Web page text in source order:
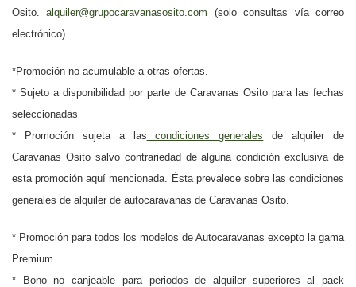
Osito.alquiler@grupocaravanasosito.com (solo consultas vía correo
electrónico)
*Promoción no acumulable a otras ofertas.
* Sujeto a disponibilidad por parte de Caravanas Osito para las fechas
seleccionadas
* Promoción sujeta a las condiciones generales de alquiler de
Caravanas Osito salvo contrariedad de alguna condición exclusiva de
esta promoción aquí mencionada. Ésta prevalece sobre las condiciones
generales de alquiler de autocaravanas de Caravanas Osito.
* Promoción para todos los modelos de Autocaravanas excepto la gama
Premium.
* Bono no canjeable para periodos de alquiler superiores al pack